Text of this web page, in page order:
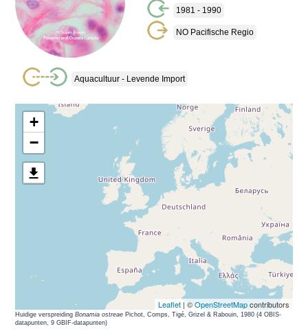
1981 - 1990
NO Pacifische Regio
Aquacultuur - Levende Import
+
−
Leaflet| ©OpenStreetMapcontributors
Huidige verspreidingBonamia ostreae Pichot, Comps, Tigé, Grizel & Rabouin, 1980 (4 OBIS-
datapunten, 9 GBIF-datapunten)